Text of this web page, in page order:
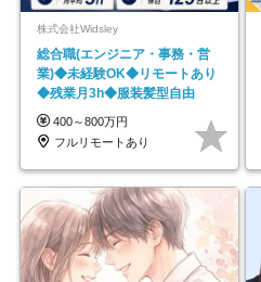
株式会社Widsley
総合職(エンジニア・事務・営
業)◆未経験OK◆リモートあり
◆残業月3h◆服装髪型自由
400～800万円
フルリモートあり